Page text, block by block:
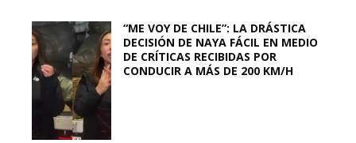
“ME VOY DE CHILE”: LA DRÁSTICA
DECISIÓN DE NAYA FÁCIL EN MEDIO
DE CRÍTICAS RECIBIDAS POR
CONDUCIR A MÁS DE 200 KM/H